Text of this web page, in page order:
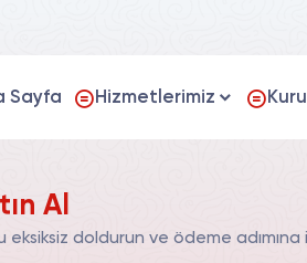
Sayfa Hizmetlerimiz
Al
doldurun ve ödeme adımına